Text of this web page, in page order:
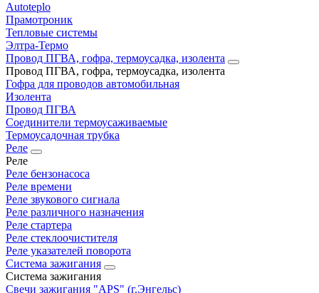
Autoteplo
Прамотроник
Тепловые системы
Элтра-Термо
Провод ПГВА, гофра, термоусадка, изолента
Провод ПГВА, гофра, термоусадка, изолента
Гофра для проводов автомобильная
Изолента
Провод ПГВА
Соединители термоусаживаемые
Термоусадочная трубка
Реле
Реле
Реле бензонасоса
Реле времени
Реле звукового сигнала
Реле различного назначения
Реле стартера
Реле стеклоочистителя
Реле указателей поворота
Система зажигания
Система зажигания
Свечи зажигания "APS" (г.Энгельс)